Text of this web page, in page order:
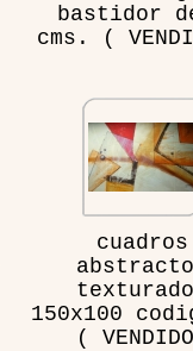
bastidor
cms. (
cuadros
150x100
(